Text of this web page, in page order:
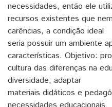
necessidades, então ele
recursos existentes que
carências, a condição ideal
seria possuir um ambiente
características. Objetivo:
cultura das diferenças na
diversidade; adaptar
materiais didáticos e